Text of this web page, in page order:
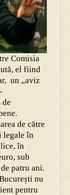
Comisia
el fiind
un „aviz
de către
legale în
în
sub
patru ani.
nu
pentru